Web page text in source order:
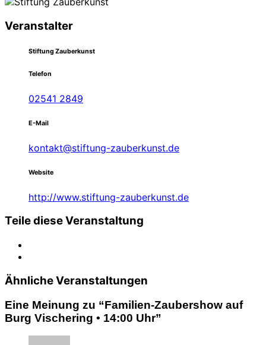
Veranstalter
Stiftung Zauberkunst
Telefon
02541 2849
E-Mail
kontakt@stiftung-zauberkunst.de
Website
http://www.stiftung-zauberkunst.de
Teile diese Veranstaltung
Ähnliche Veranstaltungen
Eine Meinung zu “Familien-Zaubershow auf
Burg Vischering • 14:00 Uhr”